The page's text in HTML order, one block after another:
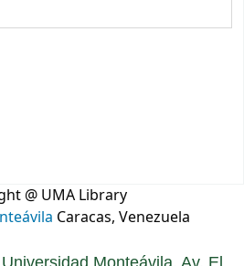
@ UMA Library
Caracas, Venezuela